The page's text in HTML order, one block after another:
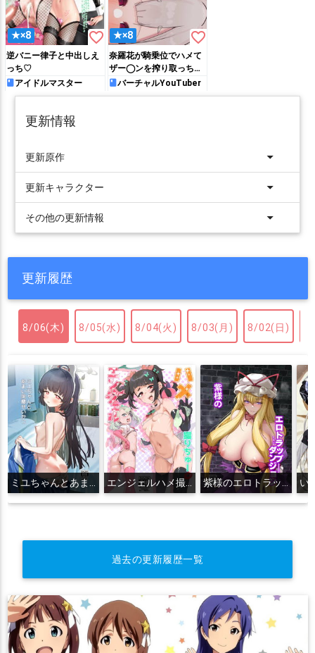
★×8 favorite_border
逆バニー律子と中出しえ
っち♡
アイドルマスター
★×8 favorite_border
奈羅花が騎乗位でハメて
ザー◯ンを搾り取っちゃ
う!!バーチャルYouTuber
更新情報
更新原作 arrow_drop_down
更新キャラクター arrow_drop_down
その他の更新情報 arrow_drop_down
更新履歴
8/06(木) 8/05(水) 8/04(火) 8/03(月) 8/02(日)
ミユちゃんとあまい同棲せいかつ エンジェルハメ撮りちゅー 紫様のエロトラップダンジョン
過去の更新履歴一覧